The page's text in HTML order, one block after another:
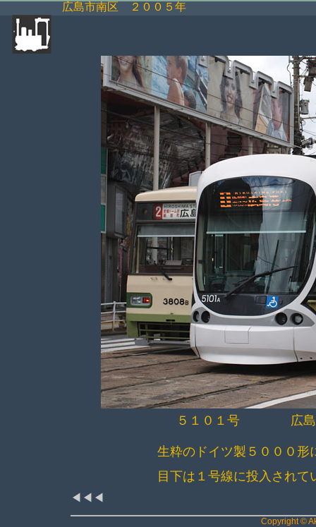
広島市南区 ２００５年
５１０１号 広島駅
生粋のドイツ製５０００形
目下は１号線に投入され
◀◀◀
Copyright ©